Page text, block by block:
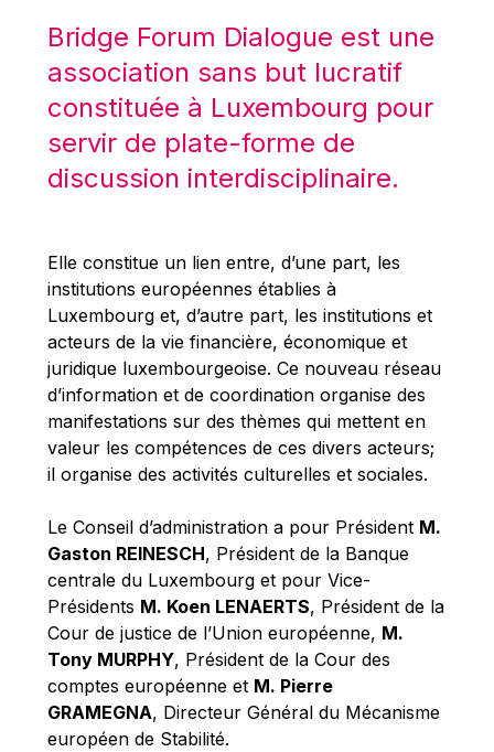
Mario Centeno
Mario Monti
Maroš ŠEFČOVIČ
Martin Bailey
Martine Reicherts
Michael Sohlman
Michel Goedert
Mireille Delmas-Marty
Nobuo Tanaka
Otmar Issing
Paolo Mengozzi
Paschal Donohoe
Pat Cox
Patrizia Nanz
Philippe Maystadt
Pierre Gramegna
Richard Pelly
Robert Goebbels
Robert REYNDERS
Bridge Forum Dialogue est une
association sans but lucratif
constituée à Luxembourg pour
servir de plate-forme de
discussion interdisciplinaire.
Elle constitue un lien entre, d’une part, les
institutions européennes établies à
Luxembourg et, d’autre part, les institutions et
acteurs de la vie financière, économique et
juridique luxembourgeoise. Ce nouveau réseau
d’information et de coordination organise des
manifestations sur des thèmes qui mettent en
valeur les compétences de ces divers acteurs;
il organise des activités culturelles et sociales.
Le Conseil d’administration a pour Président M.
Gaston REINESCH, Président de la Banque
centrale du Luxembourg et pour Vice-
Présidents M. Koen LENAERTS, Président de la
Cour de justice de l’Union européenne, M.
Tony MURPHY, Président de la Cour des
comptes européenne et M. Pierre
GRAMEGNA, Directeur Général du Mécanisme
européen de Stabilité.